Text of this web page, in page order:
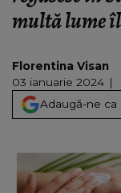
multă lume
Florentina Visan
03 ianuarie 2024
Adaugă-ne ca